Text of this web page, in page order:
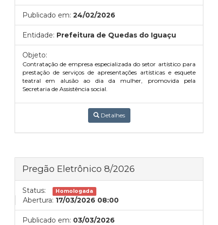
Publicado em: 24/02/2026
Entidade: Prefeitura de Quedas do Iguaçu
Objeto:
Contratação de empresa especializada do setor artístico para
prestação de serviços de apresentações artísticas e esquete
teatral em alusão ao dia da mulher, promovida pela
Secretaria de Assistência social.
Detalhes
Pregão Eletrônico 8/2026
Status: Homologada
Abertura: 17/03/2026 08:00
Publicado em: 03/03/2026